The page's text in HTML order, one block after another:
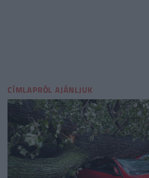
CÍMLAPRÓL AJÁNLJUK